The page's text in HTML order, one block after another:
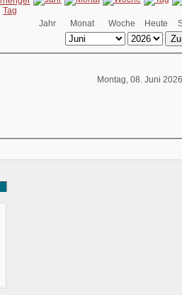
Jahr Monat Woche Heute
Montag, 08. Juni